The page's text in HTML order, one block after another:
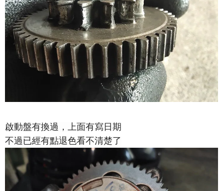
啟動盤有換過，上面有寫日期
不過已經有點退色看不清楚了